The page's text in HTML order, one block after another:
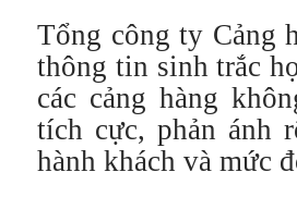
Tổng công ty Cảng
thông tin sinh trắc
các cảng hàng
tích cực, phản ánh
hành khách và mức